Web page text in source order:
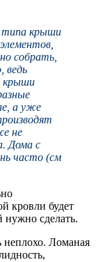
типа крыши
собрать,
ведь
крыши
а уже
не
Дома с
часто (см
кровли будет
сделать.
неплохо. Ломаная